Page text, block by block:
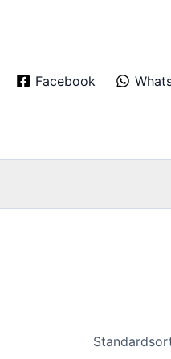
Facebook